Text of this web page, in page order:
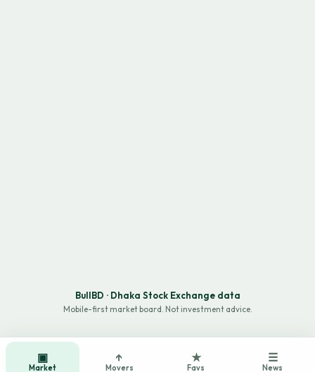
▣
Market
↑
Movers
★
Favs
☰
News
BullBD · Dhaka Stock Exchange data
Mobile-first market board. Not investment advice.